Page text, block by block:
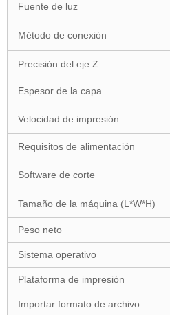
Fuente de luz
Método de conexión
Precisión del eje Z.
Espesor de la capa
Velocidad de impresión
Requisitos de alimentación
Software de corte
Tamaño de la máquina (L*W*H)
Peso neto
Sistema operativo
Plataforma de impresión
Importar formato de archivo